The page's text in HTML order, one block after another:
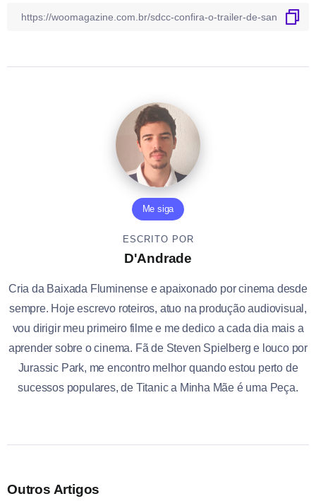
Me siga
ESCRITO POR
D'Andrade
Cria da Baixada Fluminense e apaixonado por cinema desde
sempre. Hoje escrevo roteiros, atuo na produção audiovisual,
vou dirigir meu primeiro filme e me dedico a cada dia mais a
aprender sobre o cinema. Fã de Steven Spielberg e louco por
Jurassic Park, me encontro melhor quando estou perto de
sucessos populares, de Titanic a Minha Mãe é uma Peça.
Outros Artigos